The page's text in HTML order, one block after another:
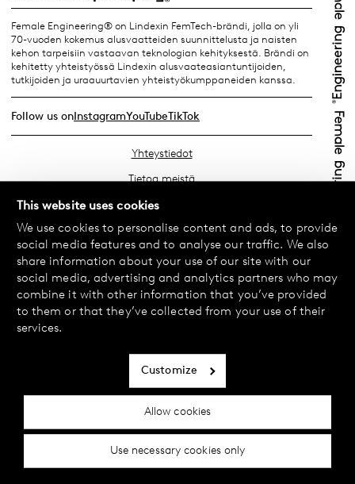
This website uses cookies
We use cookies to personalise content and ads, to provide
social media features and to analyse our traffic. We also
share information about your use of our site with our
social media, advertising and analytics partners who may
combine it with other information that you’ve provided
to them or that they’ve collected from your use of their
services.
Allow cookies
Customize
Use necessary cookies only
Female Engineering® on Lindexin FemTech-brändi, jolla on yli
70-vuoden kokemus alusvaatteiden suunnittelusta ja naisten
kehon tarpeisiin vastaavan teknologian kehityksestä. Brändi on
kehitetty yhteistyössä Lindexin alusvaateasiantuntijoiden,
tutkijoiden ja uraauurtavien yhteistyökumppaneiden kanssa.
Follow us onInstagramYouTubeTikTok
Yhteystiedot
Tietoa meistä
Etsi lähin myymäläsi
Usein kysyttyä
Käyttöehdot
Tietosuojakäytäntö
Vaihdot ja palautukset
Evästekäytäntö
Evästeasetukset
All rights reserved.